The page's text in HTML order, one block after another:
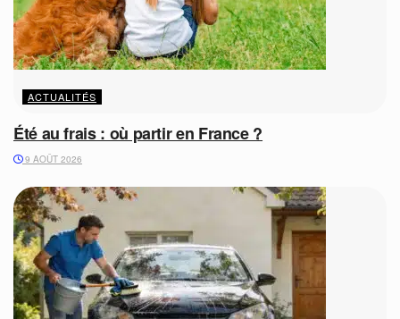
ACTUALITÉS
Été au frais : où partir en France ?
9 AOÛT 2026